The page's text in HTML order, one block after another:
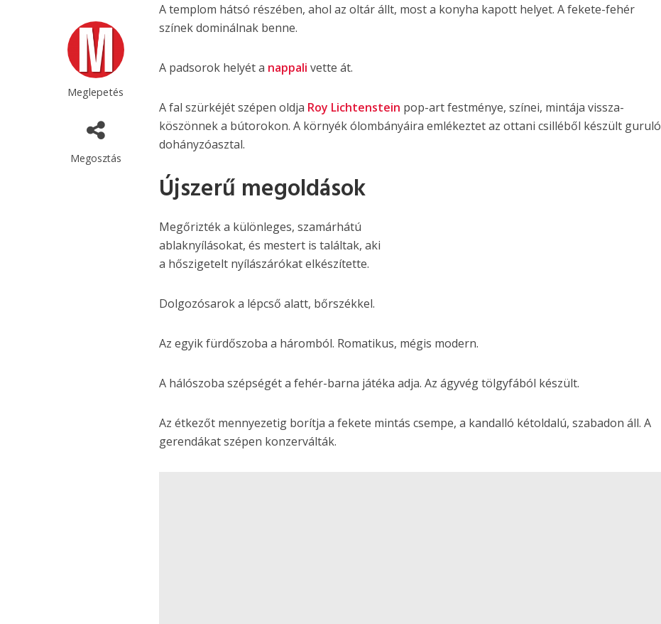
Meglepetés
Megosztás
A templom hátsó részében, ahol az oltár állt, most a konyha kapott helyet. A fekete-fehér
színek dominálnak benne.
A padsorok helyét a nappali vette át.
A fal szürkéjét szépen oldja Roy Lichtenstein pop-art festménye, színei, mintája vissza-
köszönnek a bútorokon. A környék ólombányáira emlékeztet az ottani csilléből készült guruló
dohányzóasztal.
Újszerű megoldások
Megőrizték a különleges, szamárhátú
ablaknyílásokat, és mestert is találtak, aki
a hőszigetelt nyílászárókat elkészítette.
Dolgozósarok a lépcső alatt, bőrszékkel.
Az egyik fürdőszoba a háromból. Romatikus, mégis modern.
A hálószoba szépségét a fehér-barna játéka adja. Az ágyvég tölgyfából készült.
Az étkezőt mennyezetig borítja a fekete mintás csempe, a kandalló kétoldalú, szabadon áll. A
gerendákat szépen konzerválták.